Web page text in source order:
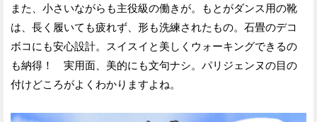
また、小さいながらも主役級の働きが。もとがダンス用の靴
は、長く履いても疲れず、形も洗練されたもの。石畳のデコ
ボコにも安心設計。スイスイと美しくウォーキングできるの
も納得！ 実用面、美的にも文句ナシ。パリジェンヌの目の
付けどころがよくわかりますよね。